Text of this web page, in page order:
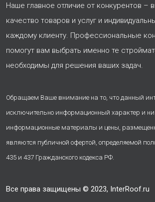
Наше главное отличие от конкурентов –
качество товаров и услуг и
каждому клиенту. Профессиональные
помогут вам выбрать именно те
необходимы для решения ваших задач.
Обращаем Ваше внимание на то, что данный
исключительно информационный характер и
информационные материалы и цены,
являются публичной офертой, определяемой
435 и 437 Гражданского кодекса РФ.
Все права защищены © 2023, InterRoof.ru